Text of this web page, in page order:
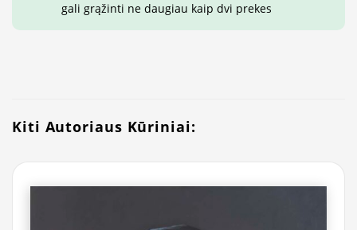
gali grąžinti ne daugiau kaip dvi prekes
Kiti Autoriaus Kūriniai: